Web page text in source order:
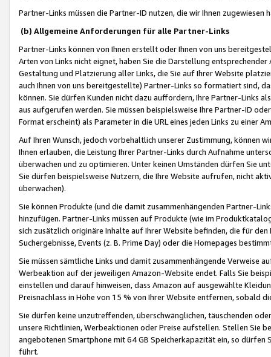
Partner-Links müssen die Partner-ID nutzen, die wir Ihnen zugewiesen
(b) Allgemeine Anforderungen für alle Partner-Links
Partner-Links können von Ihnen erstellt oder Ihnen von uns
Arten von Links nicht eignet, haben Sie die Darstellung
Gestaltung und Platzierung aller Links, die Sie auf Ihrer Website
auch Ihnen von uns bereitgestellte) Partner-Links so formatiert sind,
können. Sie dürfen Kunden nicht dazu auffordern, Ihre Partner-Links
aus aufgerufen werden. Sie müssen beispielsweise Ihre Partner-ID
Format erscheint) als Parameter in die URL eines jeden Links zu einer
Auf Ihren Wunsch, jedoch vorbehaltlich unserer Zustimmung, können
Ihnen erlauben, die Leistung Ihrer Partner-Links durch Aufnahme
überwachen und zu optimieren. Unter keinen Umständen dürfen Sie
Sie dürfen beispielsweise Nutzern, die Ihre Website aufrufen, nicht
überwachen).
Sie können Produkte (und die damit zusammenhängenden Partner-
hinzufügen. Partner-Links müssen auf Produkte (wie im
sich zusätzlich originäre Inhalte auf Ihrer Website befinden, die für
Suchergebnisse, Events (z. B. Prime Day) oder die Homepages
Sie müssen sämtliche Links und damit zusammenhängende
Werbeaktion auf der jeweiligen Amazon-Website endet. Falls Sie
einstellen und darauf hinweisen, dass Amazon auf ausgewählte
Preisnachlass in Höhe von 15 % von Ihrer Website entfernen, sobald
Sie dürfen keine unzutreffenden, überschwänglichen, täuschenden
unsere Richtlinien, Werbeaktionen oder Preise aufstellen. Stellen Sie
angebotenen Smartphone mit 64 GB Speicherkapazität ein, so dürfen
führt.